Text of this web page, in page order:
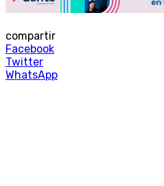
compartir
Facebook
Twitter
WhatsApp